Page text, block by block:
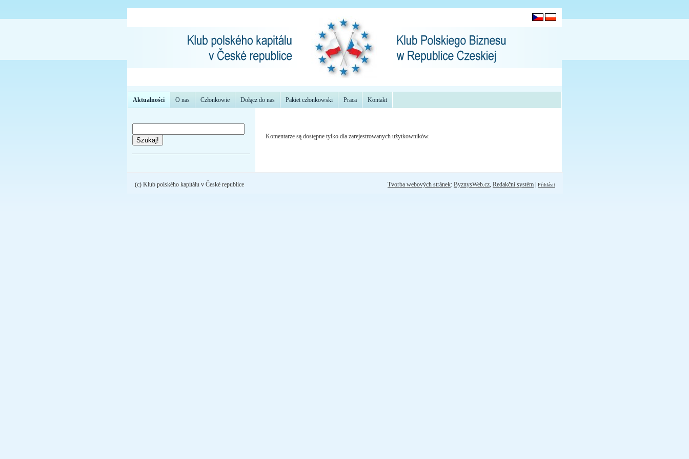
Aktualności O nas Członkowie Dołącz do nas Pakiet członkowski Praca Kontakt
Szukaj! Komentarze są dostępne tylko dla zarejestrowanych użytkowników.
Tvorba webových stránek: ByznysWeb.cz, Redakční systém Přihlásit
(c) Klub polského kapitálu v České republice